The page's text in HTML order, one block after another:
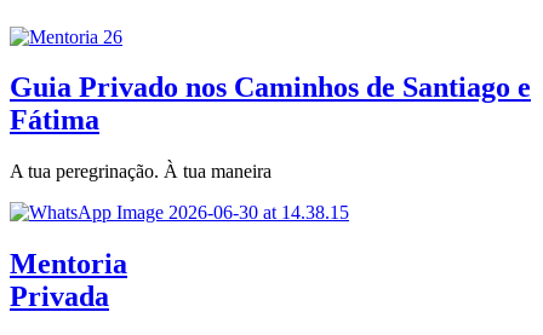
Guia Privado nos Caminhos de Santiago e
Fátima
A tua peregrinação. À tua maneira
Mentoria
Privada